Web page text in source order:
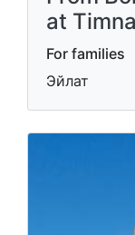
at
For families
Эйлат